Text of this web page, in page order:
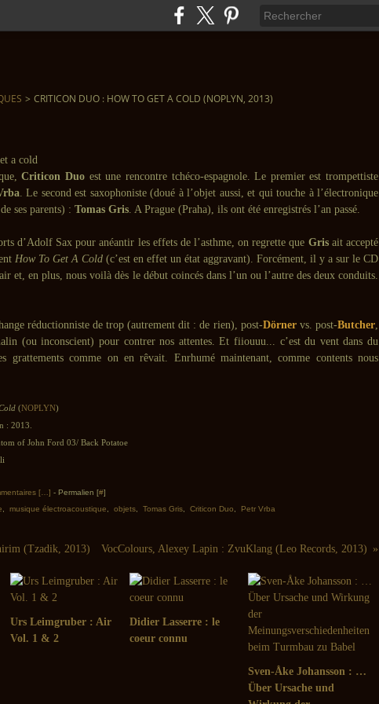
> CRITICON DUO : HOW TO GET A COLD (NOPLYN, 2013)
Criticon Duo est une rencontre tchéco-espagnole. Le premier est trompettiste
. Le second est saxophoniste (doué à l’objet aussi, et qui touche à l’électronique
ses parents) : Tomas Gris. A Prague (Praha), ils ont été enregistrés l’an passé.
d’Adolf Sax pour anéantir les effets de l’asthme, on regrette que Grisait accepté
How To Get A Cold (c’est en effet un état aggravant). Forcément, il y a sur le CD
et, en plus, nous voilà dès le début coincés dans l’un ou l’autre des deux conduits.
réductionniste de trop (autrement dit : de rien), post-Dörner vs. post-Butcher,
(ou inconscient) pour contrer nos attentes. Et fiiouuu... c’est du vent dans du
grattements comme on en rêvait. Enrhumé maintenant, comme contents nous
(NOPLYN)
: 2013.
of John Ford 03/ Back Potatoe
[ ] - Permalien [#]
musique électroacoustique objets Tomas Gris Criticon Duo Petr Vrba
(Tzadik, 2013) VocColours, Alexey Lapin : ZvuKlang (Leo Records, 2013)
Urs Leimgruber : Air
Vol. 1 & 2
Didier Lasserre : le
coeur connu
Sven-Åke Johansson : …
Über Ursache und